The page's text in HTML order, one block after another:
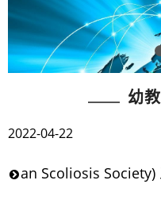
幼
2022-04-22
an Scoliosis Society)